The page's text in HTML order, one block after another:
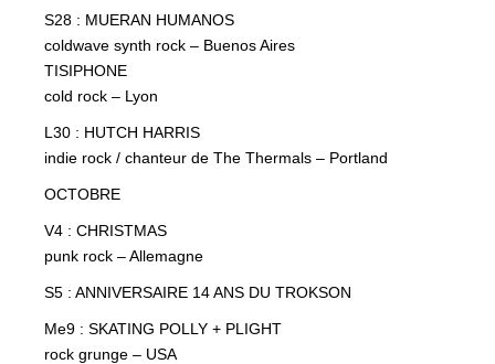
S28 : MUERAN HUMANOS
coldwave synth rock – Buenos Aires
TISIPHONE
cold rock – Lyon
L30 : HUTCH HARRIS
indie rock / chanteur de The Thermals – Portland
OCTOBRE
V4 : CHRISTMAS
punk rock – Allemagne
S5 : ANNIVERSAIRE 14 ANS DU TROKSON
Me9 : SKATING POLLY + PLIGHT
rock grunge – USA